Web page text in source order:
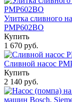
Улитка сливного
PMP602BO
Купить
1 670 руб.
Сливной насос
Купить
2 140 руб.